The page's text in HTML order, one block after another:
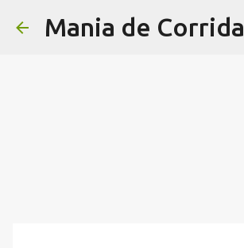
Mania de Corrida